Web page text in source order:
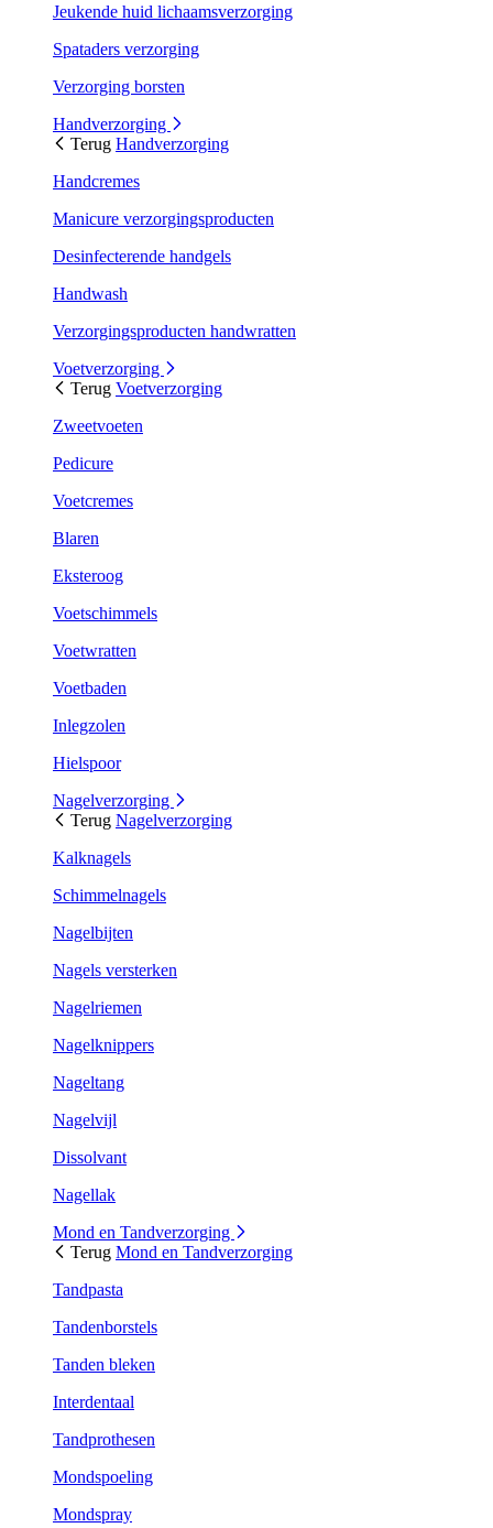
Jeukende huid lichaamsverzorging
Spataders verzorging
Verzorging borsten
Handverzorging
Terug Handverzorging
Handcremes
Manicure verzorgingsproducten
Desinfecterende handgels
Handwash
Verzorgingsproducten handwratten
Voetverzorging
Terug Voetverzorging
Zweetvoeten
Pedicure
Voetcremes
Blaren
Eksteroog
Voetschimmels
Voetwratten
Voetbaden
Inlegzolen
Hielspoor
Nagelverzorging
Terug Nagelverzorging
Kalknagels
Schimmelnagels
Nagelbijten
Nagels versterken
Nagelriemen
Nagelknippers
Nageltang
Nagelvijl
Dissolvant
Nagellak
Mond en Tandverzorging
Terug Mond en Tandverzorging
Tandpasta
Tandenborstels
Tanden bleken
Interdentaal
Tandprothesen
Mondspoeling
Mondspray